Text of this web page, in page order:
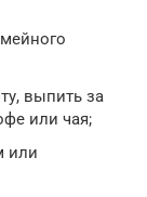
выпить за
или чая;
или